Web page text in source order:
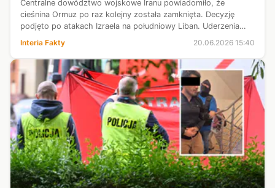
Centralne dowództwo wojskowe Iranu powiadomiło, że
cieśnina Ormuz po raz kolejny została zamknięta. Decyzję
podjęto po atakach Izraela na południowy Liban. Uderzenia
Teheranem a Waszyngton...
Interia Fakty 20.06.2026 15:40